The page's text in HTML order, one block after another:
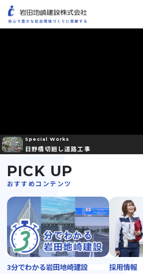
採用情報
海外事業
NISEKO PROJECTS
閉じる
Special Works
日野橋切廻し道路工事
PICK UP
おすすめコンテンツ
3分でわかる岩田地崎建設 採用情報